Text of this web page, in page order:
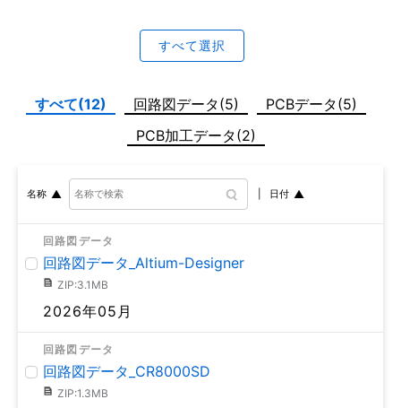
すべて選択
すべて(12) 回路図データ(5)
PCBデータ(5)
PCB加工データ(2)
名称 日付
回路図データ
回路図データ_Altium-Designer
ZIP:3.1MB
2026年05月
回路図データ
回路図データ_CR8000SD
ZIP:1.3MB